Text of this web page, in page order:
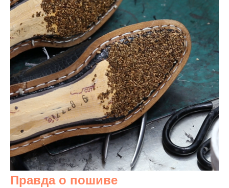
Правда о пошиве